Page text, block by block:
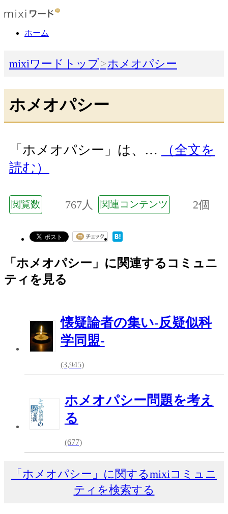
ホーム
mixiワードトップ ホメオパシー
ホメオパシー
「ホメオパシー」は、…
（全文を
読む）
閲覧数 767人 関連コンテンツ 2個
「ホメオパシー」に関連するコミュニ
ティを見る
懐疑論者の集い-反疑似科
学同盟-
(3,945)
ホメオパシー問題を考え
る
(677)
「ホメオパシー」に関するmixiコミュニ
ティを検索する